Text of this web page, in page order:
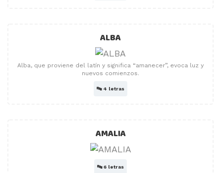
ALBA
Alba, que proviene del latín y significa “amanecer”, evoca luz y
nuevos comienzos.
🔤 4 letras
AMALIA
🔤6 letras